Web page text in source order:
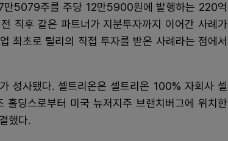
만5079주를 주당 12만5900원에 발행하는 220억
직후 같은 파트너가 지분투자까지 이어간 사례가
최초로 릴리의 직접 투자를 받은 사례라는 점에서
성사됐다. 셀트리온은 셀트리온 100% 자회사 셀
딩스로부터 미국 뉴저지주 브랜치버그에 위치한
했다.